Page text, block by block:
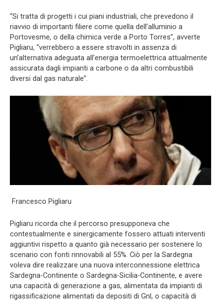
“Si tratta di progetti i cui piani industriali, che prevedono il
riavvio di importanti filiere come quella dell’alluminio a
Portovesme, o della chimica verde a Porto Torres”, avverte
Pigliaru, “verrebbero a essere stravolti in assenza di
un’alternativa adeguata all’energia termoelettrica attualmente
assicurata dagli impianti a carbone o da altri combustibili
diversi dal gas naturale”.
Francesco Pigliaru
Pigliaru ricorda che il percorso presupponeva che
contestualmente e sinergicamente fossero attuati interventi
aggiuntivi rispetto a quanto già necessario per sostenere lo
scenario con fonti rinnovabili al 55%. Ciò per la Sardegna
voleva dire realizzare una nuova interconnessione elettrica
Sardegna-Continente o Sardegna-Sicilia-Continente, e avere
una capacità di generazione a gas, alimentata da impianti di
rigassificazione alimentati da depositi di Gnl, o capacità di